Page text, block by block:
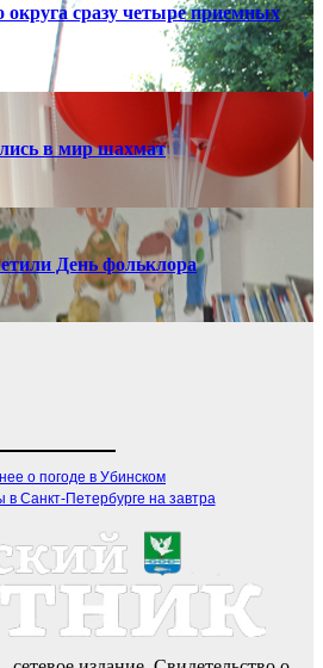
округа сразу четыре приемных
в мир шахмат
День фольклора
о погоде в Убинском
в Санкт-Петербурге на завтра